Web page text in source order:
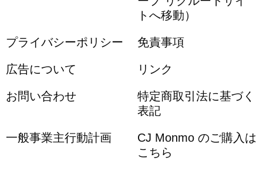
トへ移動）
プライバシーポリシー 免責事項
広告について リンク
お問い合わせ
特定商取引法に基づく
表記
一般事業主行動計画
CJ Monmo のご購入は
こちら